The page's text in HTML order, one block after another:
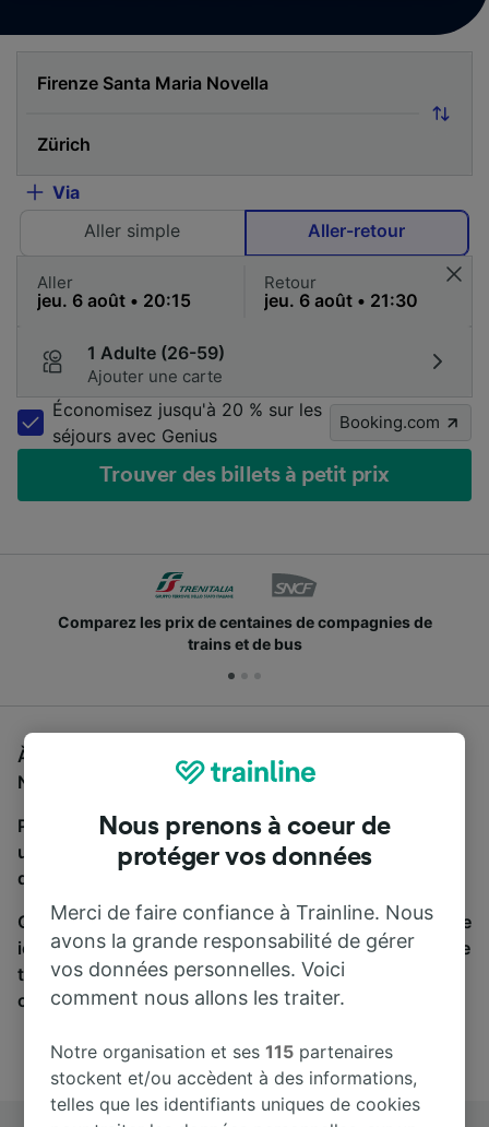
Via
Aller simple
Aller-retour
Aller Retour
1 Adulte (26-59)
Ajouter une carte
Économisez jusqu'à 20 % sur les
séjours avec Genius
Booking.com
Trouver des billets à petit prix
Comparez les prix de centaines de compagnies de
trains et de bus
À la recherche d'un bus de Firenze Santa Maria
Novella à Zürich, vous êtes au bon endroit.
Pour trouver des billets de bus, lancez simplement
une recherche ci-dessus. Nous comparons les temps
de trajets et les prix des voyages, en train et en bus.
Qu’importe votre destination, votre voyage commence
ici. Nous collaborons avec plus de 170 compagnies de
train et de bus. Consultez et achetez vos billets sur
cette page.
Nous prenons à coeur de
protéger vos données
Merci de faire confiance à Trainline. Nous
avons la grande responsabilité de gérer
vos données personnelles. Voici
comment nous allons les traiter.
Notre organisation et ses115 partenaires
stockent et/ou accèdent à des informations,
telles que les identifiants uniques de cookies